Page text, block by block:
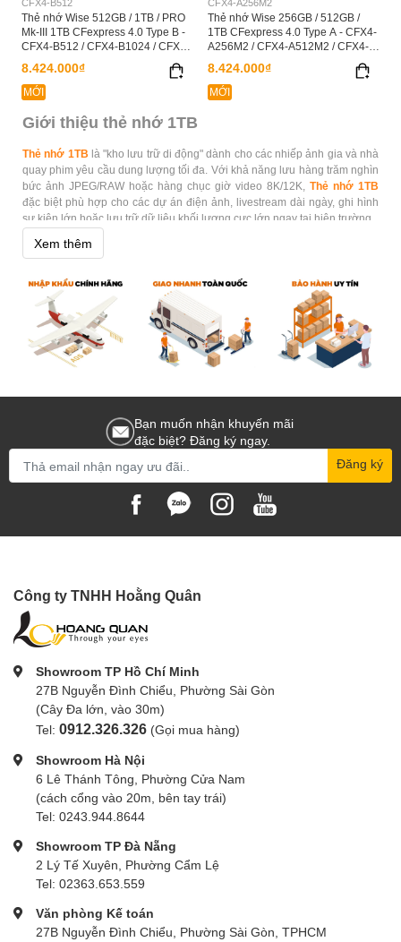
CFX4-B512
Thẻ nhớ Wise 512GB / 1TB / PRO
Mk-III 1TB CFexpress 4.0 Type B -
CFX4-B512 / CFX4-B1024 / CFX4-
8.424.000₫
MỚI
CFX4-A256M2
Thẻ nhớ Wise 256GB / 512GB /
1TB CFexpress 4.0 Type A - CFX4-
A256M2 / CFX4-A512M2 / CFX4-
8.424.000₫
MỚI
Giới thiệu thẻ nhớ 1TB
Thẻ nhớ 1TB là "kho lưu trữ di động" dành cho các nhiếp ảnh gia và nhà
quay phim yêu cầu dung lượng tối đa. Với khả năng lưu hàng trăm nghìn
bức ảnh JPEG/RAW hoặc hàng chục giờ video 8K/12K, Thẻ nhớ 1TB
đặc biệt phù hợp cho các dự án điện ảnh, livestream dài ngày, ghi hình
sự kiện lớn hoặc lưu trữ dữ liệu khối lượng cực lớn ngay tại hiện trường.
Hoằng Quân mang đến
vệ dữ liệu an toàn tuyệt đối.
Ưu điểm nổi bật
Dung lượng tối đa – không giới hạn sáng tạo: Không cần thay thẻ
giữa buổi quay, giảm rủi ro mất dữ liệu.
Tốc độ siêu cao: Hỗ trợ chuẩn CFexpress Type B hoặc UHS-II
bit, slow-motion 120fps.
Khả năng tương thích đa thiết bị: Dùng cho máy quay điện ảnh
RED, ARRI, Canon C500 Mark II, Sony FX9, drone điện ảnh và hệ
thống ghi hình chuyên nghiệp.
Bền bỉ và an toàn: Chống rung, chống nhiệt, chống từ trường và
chống tia X.
Mẹo chọn mua thẻ nhớ 1TB
Xem thêm
Bạn muốn nhận khuyến mãi
đặc biệt? Đăng ký ngay.
Đăng ký
Công ty TNHH Hoằng Quân
Showroom TP Hồ Chí Minh
27B Nguyễn Đình Chiểu, Phường Sài Gòn
(Cây Đa lớn, vào 30m)
Tel: 0912.326.326 (Gọi mua hàng)
Showroom Hà Nội
6 Lê Thánh Tông, Phường Cửa Nam
(cách cổng vào 20m, bên tay trái)
Tel: 0243.944.8644
Showroom TP Đà Nẵng
2 Lý Tế Xuyên, Phường Cẩm Lệ
Tel: 02363.653.559
Văn phòng Kế toán
27B Nguyễn Đình Chiểu, Phường Sài Gòn, TPHCM